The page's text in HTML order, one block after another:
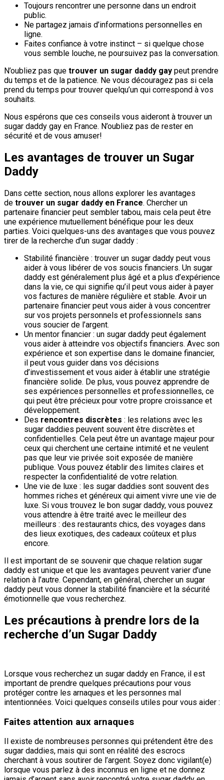
Toujours rencontrer une personne dans un endroit
public.
Ne partagez jamais d’informations personnelles en
ligne.
Faites confiance à votre instinct – si quelque chose
vous semble louche, ne poursuivez pas la conversation.
N’oubliez pas que trouver un sugar daddy gay peut prendre
du temps et de la patience. Ne vous découragez pas si cela
prend du temps pour trouver quelqu’un qui correspond à vos
souhaits.
Nous espérons que ces conseils vous aideront à trouver un
sugar daddy gay en France. N’oubliez pas de rester en
sécurité et de vous amuser!
Les avantages de trouver un Sugar
Daddy
Dans cette section, nous allons explorer les avantages
de trouver un sugar daddy en France. Chercher un
partenaire financier peut sembler tabou, mais cela peut être
une expérience mutuellement bénéfique pour les deux
parties. Voici quelques-uns des avantages que vous pouvez
tirer de la recherche d’un sugar daddy :
Stabilité financière : trouver un sugar daddy peut vous
aider à vous libérer de vos soucis financiers. Un sugar
daddy est généralement plus âgé et a plus d’expérience
dans la vie, ce qui signifie qu’il peut vous aider à payer
vos factures de manière régulière et stable. Avoir un
partenaire financier peut vous aider à vous concentrer
sur vos projets personnels et professionnels sans
vous soucier de l’argent.
Un mentor financier : un sugar daddy peut également
vous aider à atteindre vos objectifs financiers. Avec son
expérience et son expertise dans le domaine financier,
il peut vous guider dans vos décisions
d’investissement et vous aider à établir une stratégie
financière solide. De plus, vous pouvez apprendre de
ses expériences personnelles et professionnelles, ce
qui peut être précieux pour votre propre croissance et
développement.
Des rencontres discrètes : les relations avec les
sugar daddies peuvent souvent être discrètes et
confidentielles. Cela peut être un avantage majeur pour
ceux qui cherchent une certaine intimité et ne veulent
pas que leur vie privée soit exposée de manière
publique. Vous pouvez établir des limites claires et
respecter la confidentialité de votre relation.
Une vie de luxe : les sugar daddies sont souvent des
hommes riches et généreux qui aiment vivre une vie de
luxe. Si vous trouvez le bon sugar daddy, vous pouvez
vous attendre à être traité avec le meilleur des
meilleurs : des restaurants chics, des voyages dans
des lieux exotiques, des cadeaux coûteux et plus
encore.
Il est important de se souvenir que chaque relation sugar
daddy est unique et que les avantages peuvent varier d’une
relation à l’autre. Cependant, en général, chercher un sugar
daddy peut vous donner la stabilité financière et la sécurité
émotionnelle que vous recherchez.
Les précautions à prendre lors de la
recherche d’un Sugar Daddy
Lorsque vous recherchez un sugar daddy en France, il est
important de prendre quelques précautions pour vous
protéger contre les arnaques et les personnes mal
intentionnées. Voici quelques conseils utiles pour vous aider :
Faites attention aux arnaques
Il existe de nombreuses personnes qui prétendent être des
sugar daddies, mais qui sont en réalité des escrocs
cherchant à vous soutirer de l’argent. Soyez donc vigilant(e)
lorsque vous parlez à des inconnus en ligne et ne donnez